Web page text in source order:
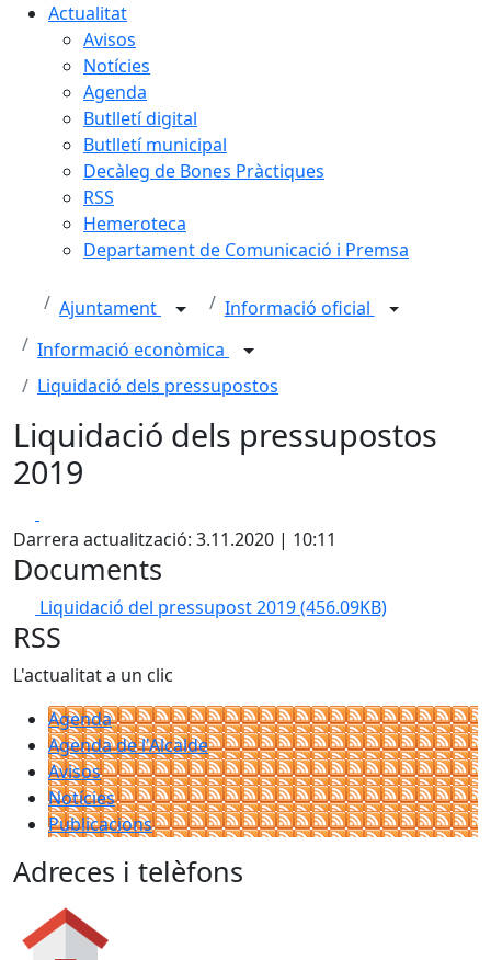
Actualitat
Avisos
Notícies
Agenda
Butlletí digital
Butlletí municipal
Decàleg de Bones Pràctiques
RSS
Hemeroteca
Departament de Comunicació i Premsa
Ajuntament
Informació oficial
Informació econòmica
Liquidació dels pressupostos
Liquidació dels pressupostos
2019
Darrera actualització: 3.11.2020 | 10:11
Documents
Liquidació del pressupost 2019(456.09KB)
RSS
L'actualitat a un clic
Agenda
Agenda de l'Alcalde
Avisos
Notícies
Publicacions
Adreces i telèfons